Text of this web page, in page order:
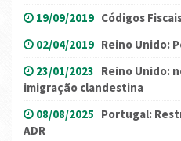
19/09/2019 Códigos
02/04/2019 Reino Unido:
23/01/2023 Reino Unido:
imigração clandestina
08/08/2025 Portugal:
ADR